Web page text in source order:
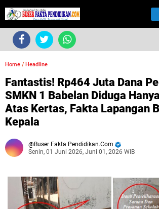
Home / Headline
Fantastis! Rp464 Juta Dana
SMKN 1 Babelan Diduga
Atas Kertas, Fakta Lapangan
Kepala
Buser Fakta Pendidikan.Com
Senin, 01 Juni 2026, Juni 01, 2026 WIB